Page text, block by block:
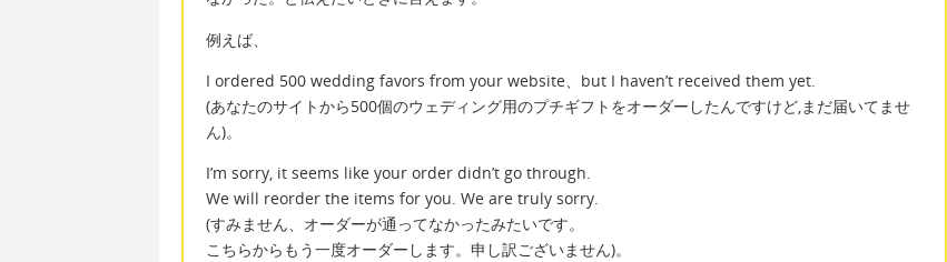
例えば、
I ordered 500 wedding favors from your website、but I haven’t received them yet.
(あなたのサイトから500個のウェディング用のプチギフトをオーダーしたんですけど,まだ届いてませ
ん)。
I’m sorry, it seems like your order didn’t go through.
We will reorder the items for you. We are truly sorry.
(すみません、オーダーが通ってなかったみたいです。
こちらからもう一度オーダーします。申し訳ございません)。